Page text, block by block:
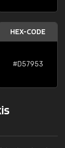
HEX-CODE
#D57953